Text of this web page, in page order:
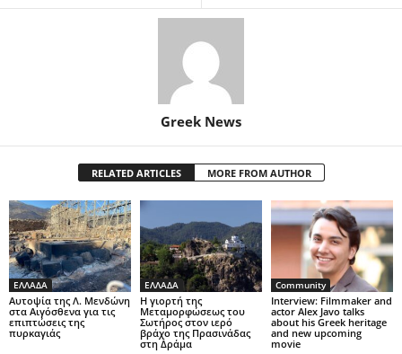
Greek News
RELATED ARTICLES MORE FROM AUTHOR
ΕΛΛΑΔΑ
Αυτοψία της Λ. Μενδώνη
στα Αιγόσθενα για τις
επιπτώσεις της
πυρκαγιάς
ΕΛΛΑΔΑ
Η γιορτή της
Μεταμορφώσεως του
Σωτήρος στον ιερό
βράχο της Πρασινάδας
στη Δράμα
Community
Interview: Filmmaker and
actor Alex Javo talks
about his Greek heritage
and new upcoming
movie